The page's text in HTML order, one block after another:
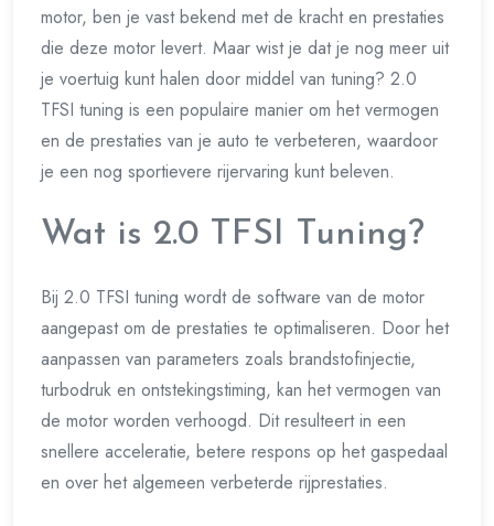
motor, ben je vast bekend met de kracht en prestaties
die deze motor levert. Maar wist je dat je nog meer uit
je voertuig kunt halen door middel van tuning? 2.0
TFSI tuning is een populaire manier om het vermogen
en de prestaties van je auto te verbeteren, waardoor
je een nog sportievere rijervaring kunt beleven.
Wat is 2.0 TFSI Tuning?
Bij 2.0 TFSI tuning wordt de software van de motor
aangepast om de prestaties te optimaliseren. Door het
aanpassen van parameters zoals brandstofinjectie,
turbodruk en ontstekingstiming, kan het vermogen van
de motor worden verhoogd. Dit resulteert in een
snellere acceleratie, betere respons op het gaspedaal
en over het algemeen verbeterde rijprestaties.